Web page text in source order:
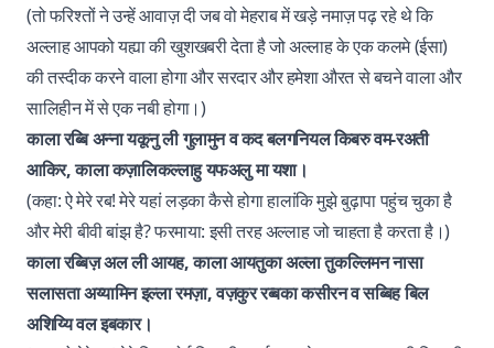
(तो फरिश्तों ने उन्हें आवाज़ दी जब वो मेहराब में खड़े नमाज़ पढ़ रहे थे कि
अल्लाह आपको यह्या की खुशखबरी देता है जो अल्लाह के एक कलमे (ईसा)
की तस्दीक करने वाला होगा और सरदार और हमेशा औरत से बचने वाला और
सालिहीन में से एक नबी होगा।)
काला रब्बि अन्ना यकूनु ली गुलामुन व कद बलगनियल किबरु वम-रअती
आकिर, काला कज़ालिकल्लाहु यफअलु मा यशा।
(कहा: ऐ मेरे रब! मेरे यहां लड़का कैसे होगा हालांकि मुझे बुढ़ापा पहुंच चुका है
और मेरी बीवी बांझ है? फरमाया: इसी तरह अल्लाह जो चाहता है करता है।)
काला रब्बिज़ अल ली आयह, काला आयतुका अल्ला तुकल्लिमन नासा
सलासता अय्यामिन इल्ला रमज़ा, वज़कुर रब्बका कसीरन व सब्बिह बिल
अशिय्यि वल इबकार।